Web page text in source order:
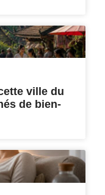
ville du
de bien-